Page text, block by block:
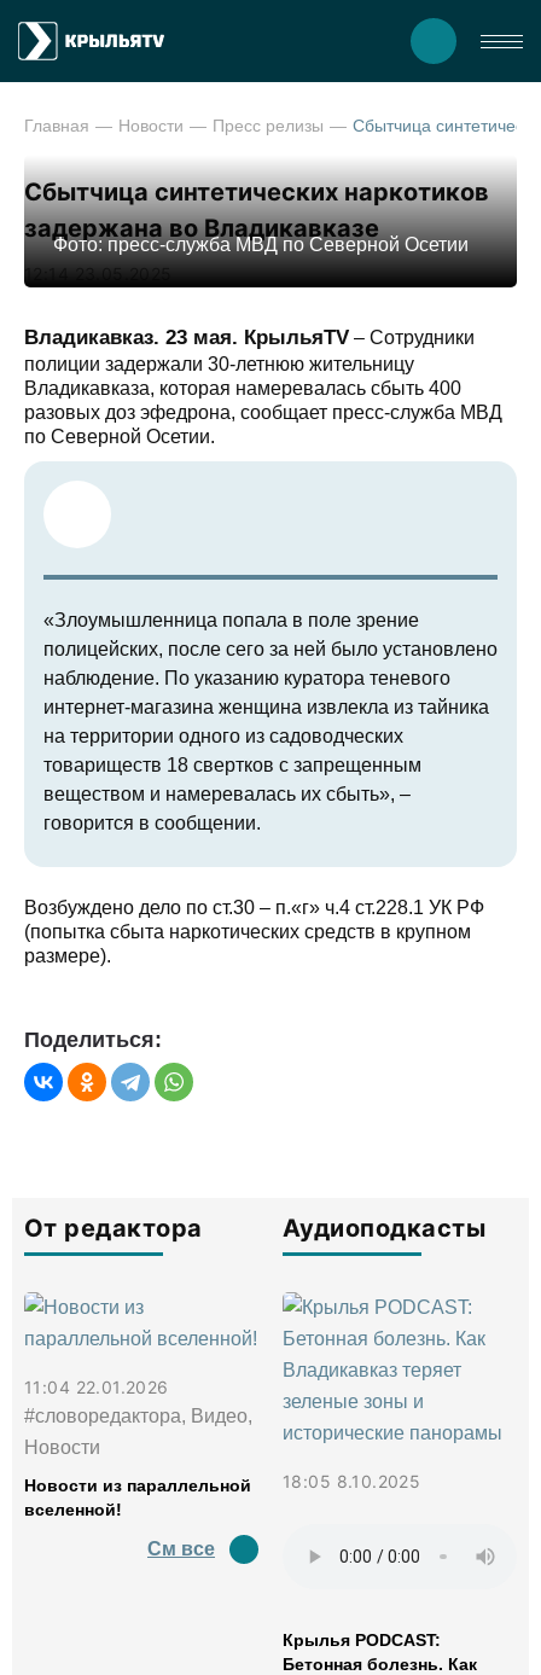
Главная Новости Пресс релизы
Сбытчица синтетических наркотиков
задержана во Владикавказе
12:14 23.05.2025
Фото: пресс-служба МВД по Северной Осетии
Владикавказ. 23 мая. КрыльяТV – Сотрудники
полиции задержали 30-летнюю жительницу
Владикавказа, которая намеревалась сбыть 400
разовых доз эфедрона, сообщает пресс-служба МВД
по Северной Осетии.
«Злоумышленница попала в поле зрение
полицейских, после сего за ней было установлено
наблюдение. По указанию куратора теневого
интернет-магазина женщина извлекла из тайника
на территории одного из садоводческих
товариществ 18 свертков с запрещенным
веществом и намеревалась их сбыть», –
говорится в сообщении.
Возбуждено дело по ст.30 – п.«г» ч.4 ст.228.1 УК РФ
(попытка сбыта наркотических средств в крупном
размере).
Поделиться:
От редактора
11:04 22.01.2026
#словоредактора, Видео,
Новости
Новости из параллельной
вселенной!
См все
Аудиоподкасты
18:05 8.10.2025
Крылья PODCAST:
Бетонная болезнь. Как